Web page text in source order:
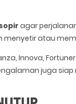
agar
atau
Innova,
juga